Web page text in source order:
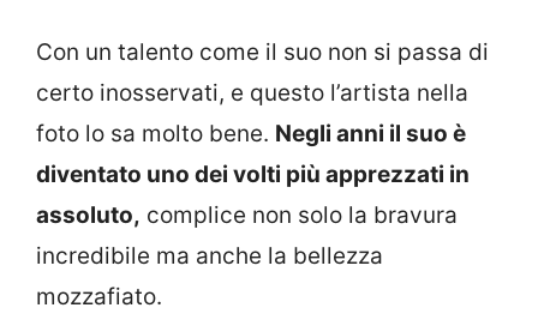
Con un talento come il suo non si passa di
certo inosservati, e questo l’artista nella
foto lo sa molto bene. Negli anni il suo è
diventato uno dei volti più apprezzati in
assoluto, complice non solo la bravura
incredibile ma anche la bellezza
mozzafiato.